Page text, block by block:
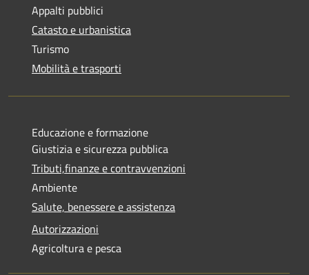
Appalti pubblici
Catasto e urbanistica
Turismo
Mobilità e trasporti
Educazione e formazione
Giustizia e sicurezza pubblica
Tributi,finanze e contravvenzioni
Ambiente
Salute, benessere e assistenza
Autorizzazioni
Agricoltura e pesca